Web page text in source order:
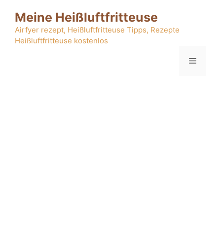
Inhalt
springen
Meine Heißluftfritteuse
Airfyer rezept, Heißluftfritteuse Tipps, Rezepte
Heißluftfritteuse kostenlos
Menü